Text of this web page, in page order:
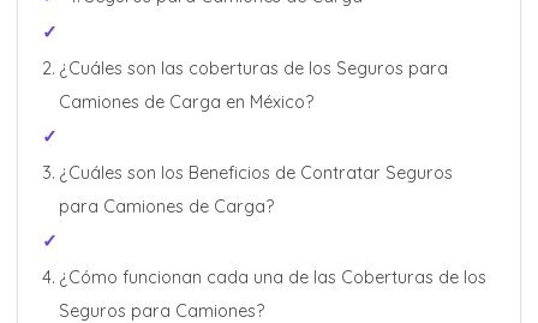
¿Cuáles son las coberturas de los Seguros para
Camiones de Carga en México?
¿Cuáles son los Beneficios de Contratar Seguros
para Camiones de Carga?
¿Cómo funcionan cada una de las Coberturas de los
Seguros para Camiones?